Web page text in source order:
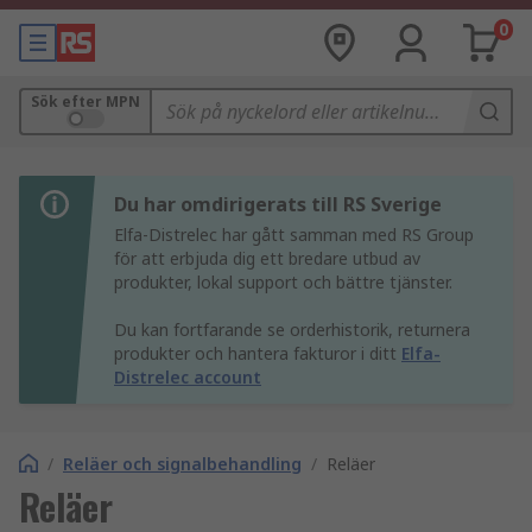
0
Sök efter MPN
Du har omdirigerats till RS Sverige
Elfa-Distrelec har gått samman med RS Group
för att erbjuda dig ett bredare utbud av
produkter, lokal support och bättre tjänster.
Du kan fortfarande se orderhistorik, returnera
produkter och hantera fakturor i ditt Elfa-
Distrelec account
/ Reläer och signalbehandling / Reläer
Reläer